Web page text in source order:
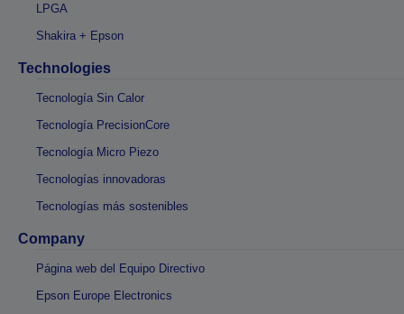
LPGA
Shakira + Epson
Technologies
Tecnología Sin Calor
Tecnología PrecisionCore
Tecnología Micro Piezo
Tecnologías innovadoras
Tecnologías más sostenibles
Company
Página web del Equipo Directivo
Epson Europe Electronics